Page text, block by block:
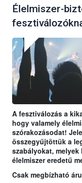
Élelmiszer-
A fesztiválozás a
hogy valamely
szórakozásodat!
összegyűjtöttük a
szabályokat, melyek
élelmiszer eredetű
Csak megbízható